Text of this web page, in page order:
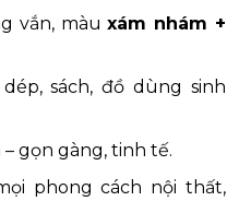
vắn, màuxám nhám +
sách, đồ dùng sinh
– gọn gàng, tinh tế.
phong cách nội thất,